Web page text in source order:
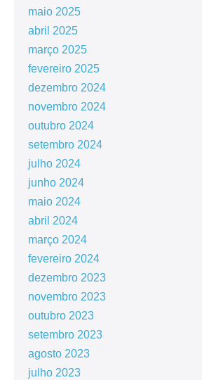
maio 2025
abril 2025
março 2025
fevereiro 2025
dezembro 2024
novembro 2024
outubro 2024
setembro 2024
julho 2024
junho 2024
maio 2024
abril 2024
março 2024
fevereiro 2024
dezembro 2023
novembro 2023
outubro 2023
setembro 2023
agosto 2023
julho 2023